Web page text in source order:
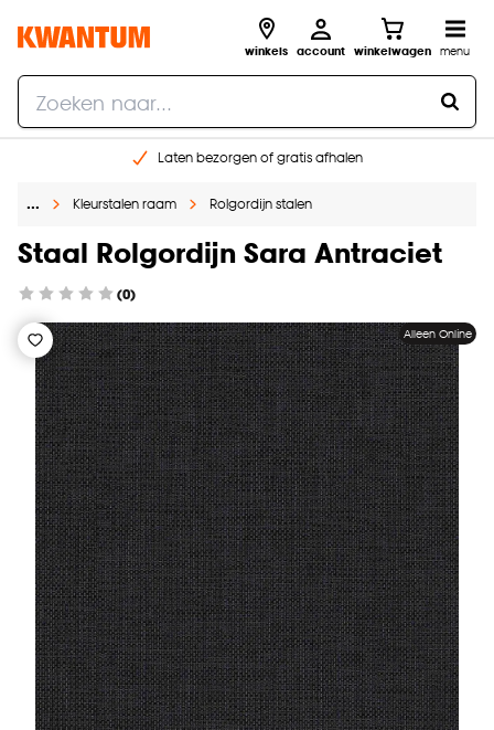
winkels account winkelwagen menu
Laten bezorgen of gratis afhalen
Gratis raam advies en opmeten aan huis
… Kleurstalen raam Rolgordijn stalen
Staal Rolgordijn Sara Antraciet
(0)
Alleen Online